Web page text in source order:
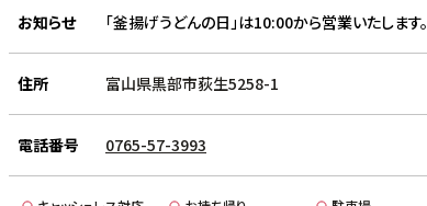
お知らせ 「釜揚げうどんの日」は10:00から営業いたします。
住所 富山県黒部市荻生5258-1
電話番号 0765-57-3993